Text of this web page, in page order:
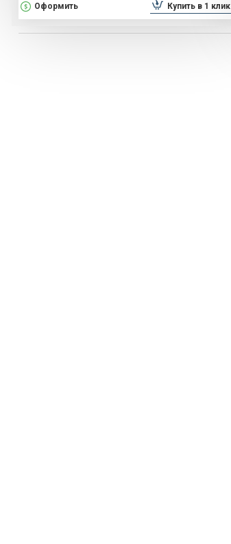
Оформить Купить в 1 клик